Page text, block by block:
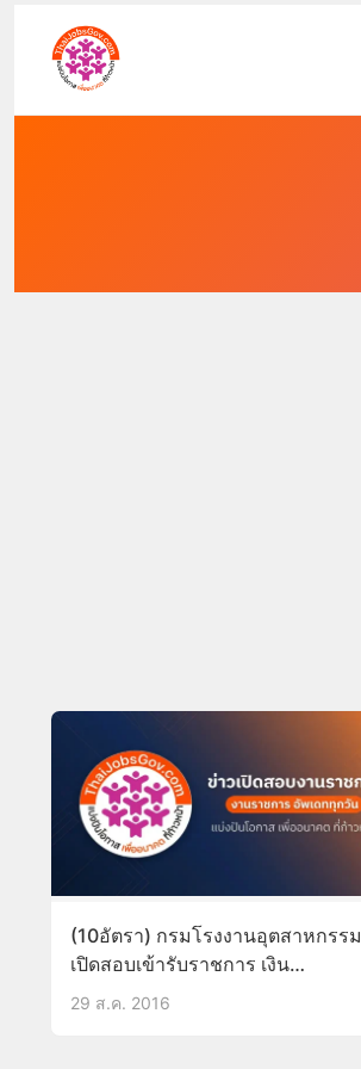
(10อัตรา) กรมโรงงานอุตสาหกรรม
เปิดสอบเข้ารับราชการ เงิน
เดือน15,000 รับสมัคร5-23ก.ย.59
29 ส.ค. 2016